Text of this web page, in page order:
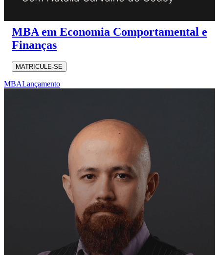
MBA em Economia Comportamental e
Finanças
MATRICULE-SE
MBALançamento